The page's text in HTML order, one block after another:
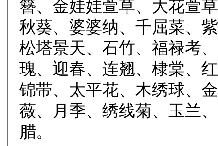
簪、金娃娃萱草、大花萱
秋葵、婆婆纳、千屈菜、
松塔景天、石竹、福禄考
瑰、迎春、连翘、棣棠、
锦带、太平花、木绣球、
薇、月季、绣线菊、玉兰
腊。